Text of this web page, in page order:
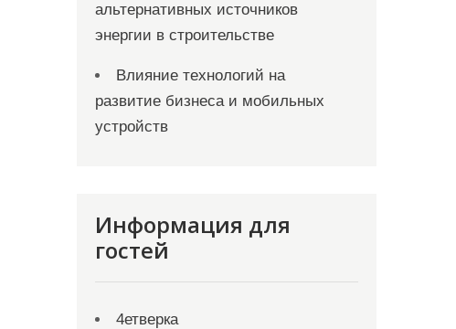
альтернативных источников
энергии в строительстве
Влияние технологий на
развитие бизнеса и мобильных
устройств
Информация для
гостей
4етверка